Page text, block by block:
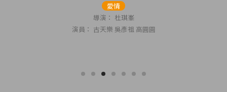
愛情
導演： 杜琪峯
演員： 古天樂 吳彥祖 高圓圓